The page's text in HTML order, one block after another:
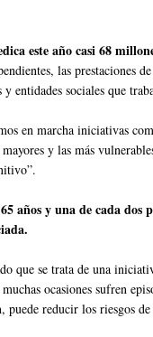
este año casi 68
las prestaciones
entidades sociales que
en marcha iniciativas
y las más
años y una de cada dos
que se trata de una
ocasiones sufren
reducir los riesgos